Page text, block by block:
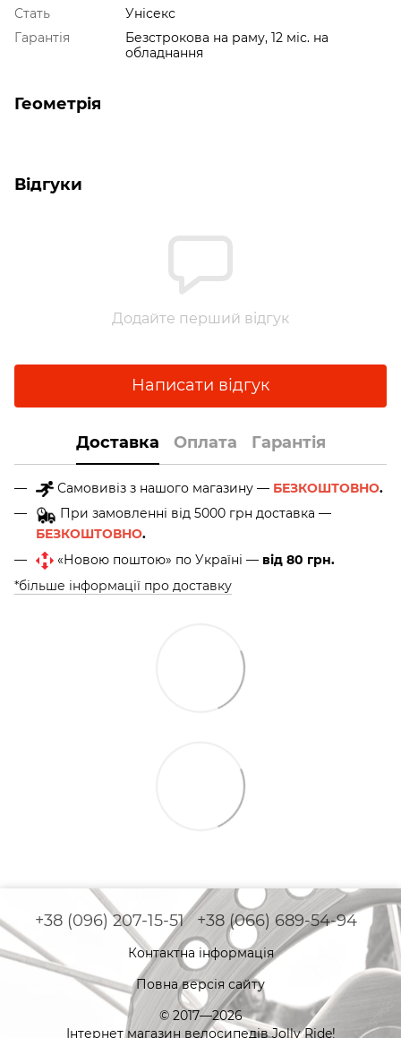
Стать
Унісекс
Гарантія
Безстрокова на раму, 12 міс. на
обладнання
Геометрія
Відгуки
Додайте перший відгук
Написати відгук
Доставка Оплата Гарантія
Самовивіз з нашого магазину — БЕЗКОШТОВНО.
При замовленні від 5000 грн доставка —
БЕЗКОШТОВНО.
«Новою поштою» по Україні — від 80 грн.
*більше інформації про доставку
+38 (096) 207-15-51 +38 (066) 689-54-94
Контактна інформація
Повна версія сайту
© 2017—2026
Інтернет магазин велосипедів Jolly Ride!